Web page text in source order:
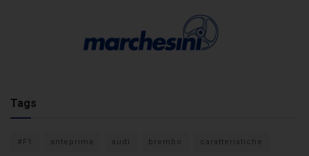
Tags
#F1 anteprima audi brembo caratteristiche